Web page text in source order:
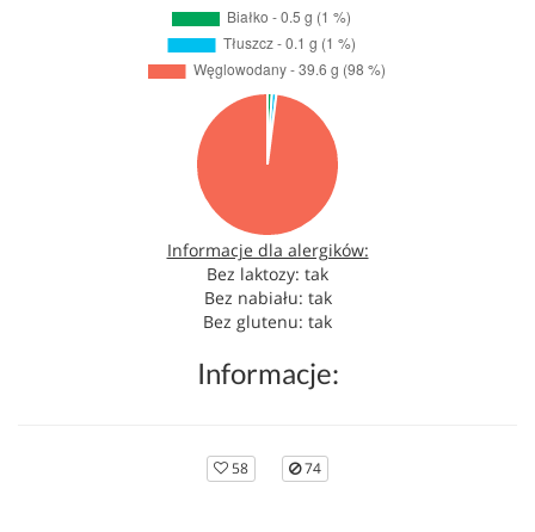
Informacje dla alergików:
Bez laktozy: tak
Bez nabiału: tak
Bez glutenu: tak
Informacje:
58 74